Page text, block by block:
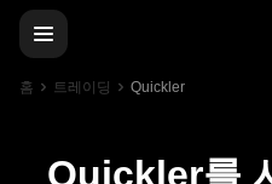
홈 트레이딩 Quickler
Quickler를